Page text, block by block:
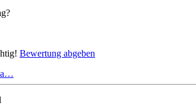
Bewertung abgeben